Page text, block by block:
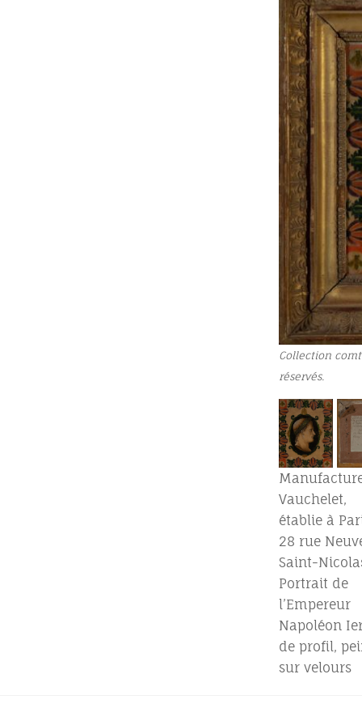
Collection
réservés.
Vauchelet,
établie à
28 rue
Saint-
Portrait de
l’Empereur
Napoléon
de profil,
sur velours